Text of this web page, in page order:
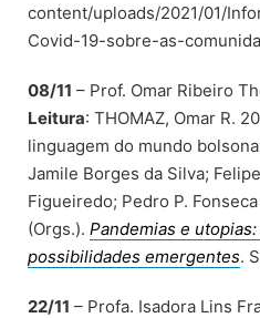
content/uploads/2021/01/
Covid-19-sobre-as-
08/11 – Prof. Omar Ribeiro
Leitura: THOMAZ, Omar R.
linguagem do mundo
Jamile Borges da Silva;
Figueiredo; Pedro P.
(Orgs.). Pandemias e
possibilidades emergentes.
22/11 – Profa. Isadora Lins